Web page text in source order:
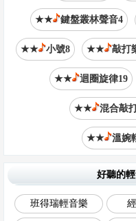
★★ 鍵盤叢林聲音4
★★ 小號8 ★★ 敲打
★★ 迴圈旋律19
★★ 混合敲
★★ 溫婉
好聽的
班得瑞輕音樂